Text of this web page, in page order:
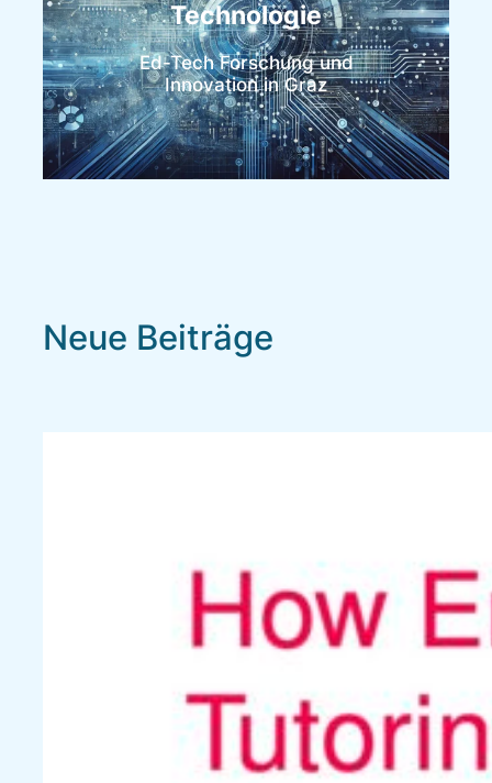
Technologie
Ed-Tech Forschung und
Innovation in Graz
Neue Beiträge